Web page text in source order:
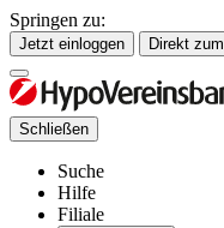
Springen zu:
Jetzt einloggen Direkt
Schließen
Suche
Hilfe
Filiale